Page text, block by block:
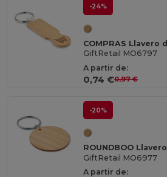
-24%
COMPRAS Llavero
GiftRetail MO6797
A partir de:
0,74 €0,97 €
-20%
ROUNDBOO
GiftRetail MO6977
A partir de: